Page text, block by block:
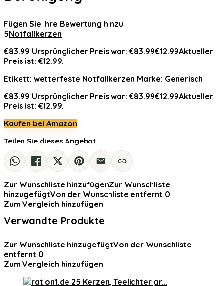
Fügen Sie Ihre Bewertung hinzu
5Notfallkerzen
€83.99 Ursprünglicher Preis war: €83.99€12.99Aktueller
Preis ist: €12.99.
Etikett: wetterfeste Notfallkerzen Marke: Generisch
€83.99 Ursprünglicher Preis war: €83.99€12.99Aktueller
Preis ist: €12.99.
Kaufen bei Amazon
Teilen Sie dieses Angebot
Zur Wunschliste hinzufügenZur Wunschliste
hinzugefügtVon der Wunschliste entfernt 0
Zum Vergleich hinzufügen
Verwandte Produkte
Zur Wunschliste hinzugefügtVon der Wunschliste
entfernt 0
Zum Vergleich hinzufügen